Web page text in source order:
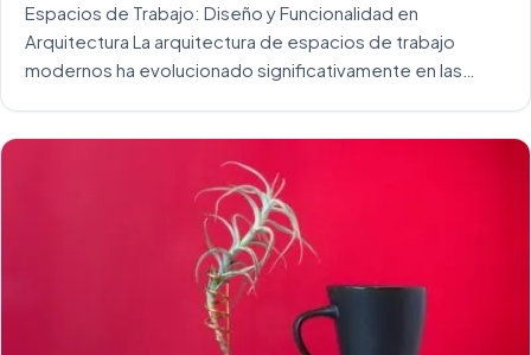
Espacios de Trabajo: Diseño y Funcionalidad en
Arquitectura La arquitectura de espacios de trabajo
modernos ha evolucionado significativamente en las